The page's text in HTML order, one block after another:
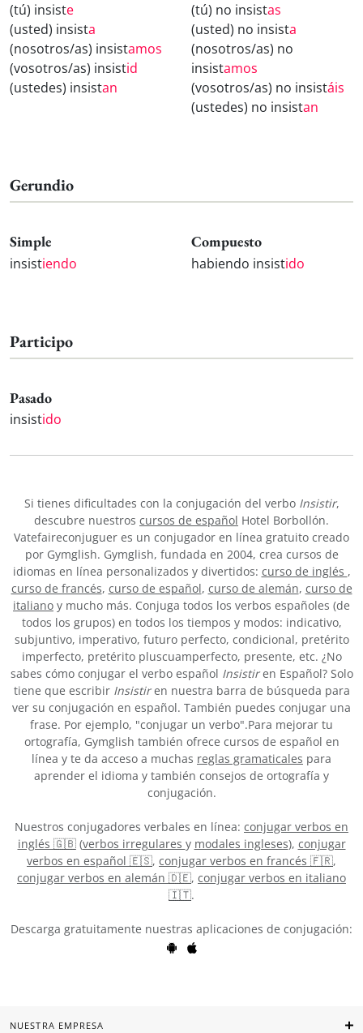
(tú) insiste
(usted) insista
(nosotros/as) insistamos
(vosotros/as) insistid
(ustedes) insistan
(tú) no insistas
(usted) no insista
(nosotros/as) no
insistamos
(vosotros/as) no insistáis
(ustedes) no insistan
Gerundio
Simple
insistiendo
Compuesto
habiendo insistido
Participo
Pasado
insistido
Si tienes dificultades con la conjugación del verbo Insistir,
descubre nuestros cursos de español Hotel Borbollón.
Vatefaireconjuguer es un conjugador en línea gratuito creado
por Gymglish. Gymglish, fundada en 2004, crea cursos de
idiomas en línea personalizados y divertidos: curso de inglés ,
curso de francés, curso de español, curso de alemán, curso de
italiano y mucho más. Conjuga todos los verbos españoles (de
todos los grupos) en todos los tiempos y modos: indicativo,
subjuntivo, imperativo, futuro perfecto, condicional, pretérito
imperfecto, pretérito pluscuamperfecto, presente, etc. ¿No
sabes cómo conjugar el verbo español Insistiren Español? Solo
tiene que escribir Insistiren nuestra barra de búsqueda para
ver su conjugación en español. También puedes conjugar una
frase. Por ejemplo, "conjugar un verbo".Para mejorar tu
ortografía, Gymglish también ofrece cursos de español en
línea y te da acceso a muchas reglas gramaticales para
aprender el idioma y también consejos de ortografía y
conjugación.
Nuestros conjugadores verbales en línea: conjugar verbos en
inglés 🇬🇧(verbos irregulares y modales ingleses), conjugar
verbos en español 🇪🇸, conjugar verbos en francés 🇫🇷,
conjugar verbos en alemán 🇩🇪, conjugar verbos en italiano
🇮🇹.
Descarga gratuitamente nuestras aplicaciones de conjugación:
NUESTRA EMPRESA